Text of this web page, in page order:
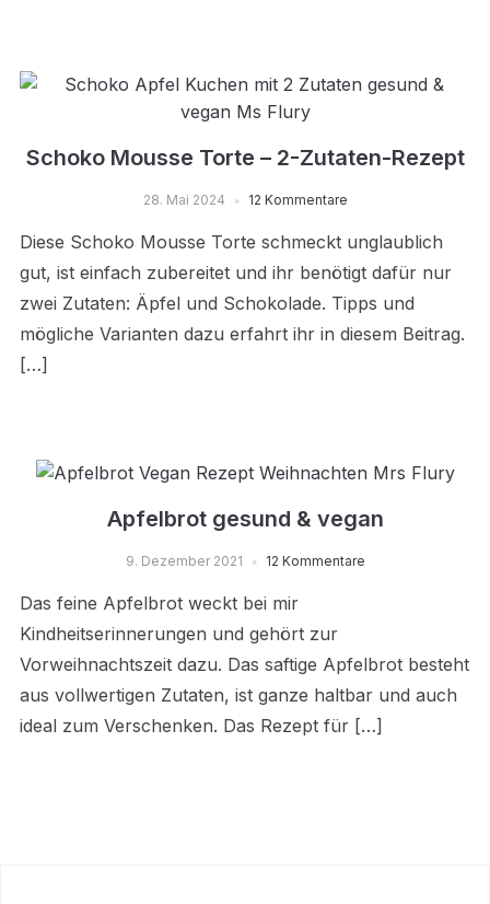
Schoko Mousse Torte – 2-Zutaten-Rezept
28. Mai 2024 12 Kommentare
Diese Schoko Mousse Torte schmeckt unglaublich
gut, ist einfach zubereitet und ihr benötigt dafür nur
zwei Zutaten: Äpfel und Schokolade. Tipps und
mögliche Varianten dazu erfahrt ihr in diesem Beitrag.
[…]
Apfelbrot gesund & vegan
9. Dezember 2021 12 Kommentare
Das feine Apfelbrot weckt bei mir
Kindheitserinnerungen und gehört zur
Vorweihnachtszeit dazu. Das saftige Apfelbrot besteht
aus vollwertigen Zutaten, ist ganze haltbar und auch
ideal zum Verschenken. Das Rezept für […]